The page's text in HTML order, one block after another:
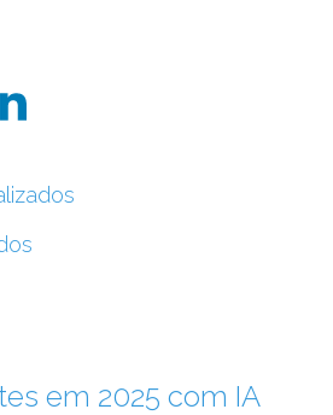
em 2025 com IA